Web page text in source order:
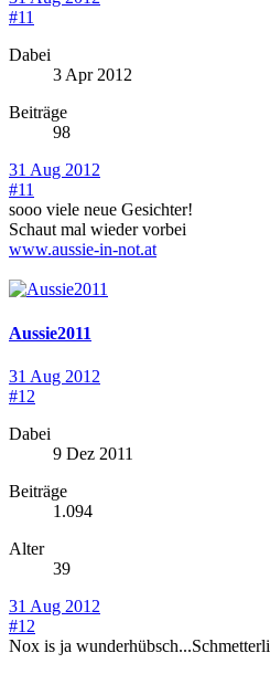
#11
Dabei
3 Apr 2012
Beiträge
98
31 Aug 2012
#11
sooo viele neue Gesichter!
Schaut mal wieder vorbei
www.aussie-in-not.at
Aussie2011
31 Aug 2012
#12
Dabei
9 Dez 2011
Beiträge
1.094
Alter
39
31 Aug 2012
#12
Nox is ja